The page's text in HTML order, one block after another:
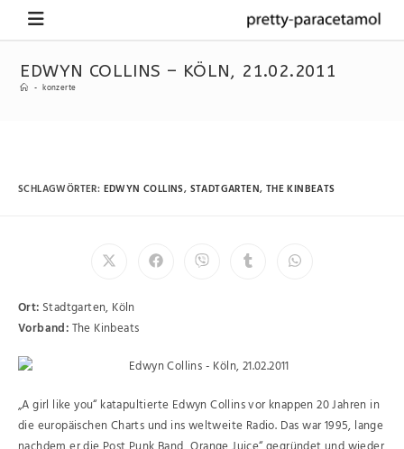
EDWYN COLLINS – KÖLN, 21.02.2011
- konzerte
SCHLAGWÖRTER: EDWYN COLLINS, STADTGARTEN, THE KINBEATS
Ort: Stadtgarten, Köln
Vorband:The Kinbeats
„A girl like you“ katapultierte Edwyn Collins vor knappen 20 Jahren in
die europäischen Charts und ins weltweite Radio. Das war 1995, lange